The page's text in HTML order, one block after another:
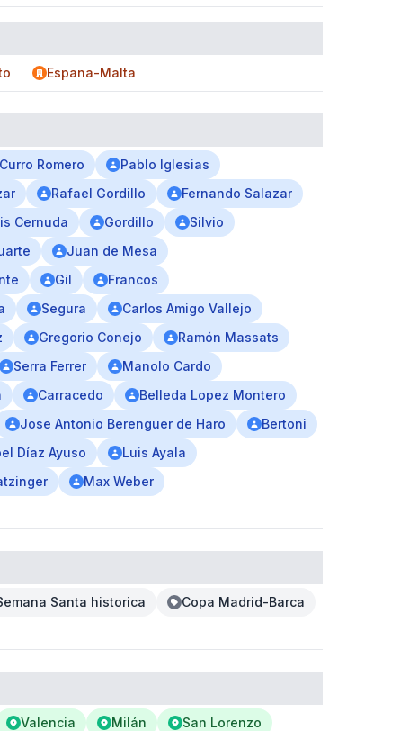
Espana-Malta
Curro Romero
Pablo Iglesias
Rafael Gordillo
Fernando Salazar
Cernuda Gordillo
Silvio
Juan de Mesa
Gil
Francos
Segura
Carlos Amigo Vallejo
Gregorio Conejo
Ramón Massats
Serra Ferrer
Manolo Cardo
Carracedo
Belleda Lopez Montero
Jose Antonio Berenguer de Haro
Bertoni
Díaz Ayuso
Luis Ayala
Max Weber
Santa historica
Copa Madrid-Barca
Valencia Milán
San Lorenzo